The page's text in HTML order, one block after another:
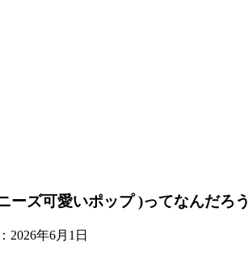
ーズ可愛いポップ )ってなんだろう
2026年6月1日